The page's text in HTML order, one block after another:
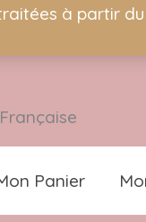
à partir
Panier